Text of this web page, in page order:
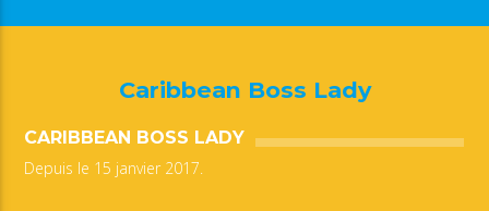
Caribbean Boss Lady
CARIBBEAN BOSS LADY
Depuis le 15 janvier 2017.